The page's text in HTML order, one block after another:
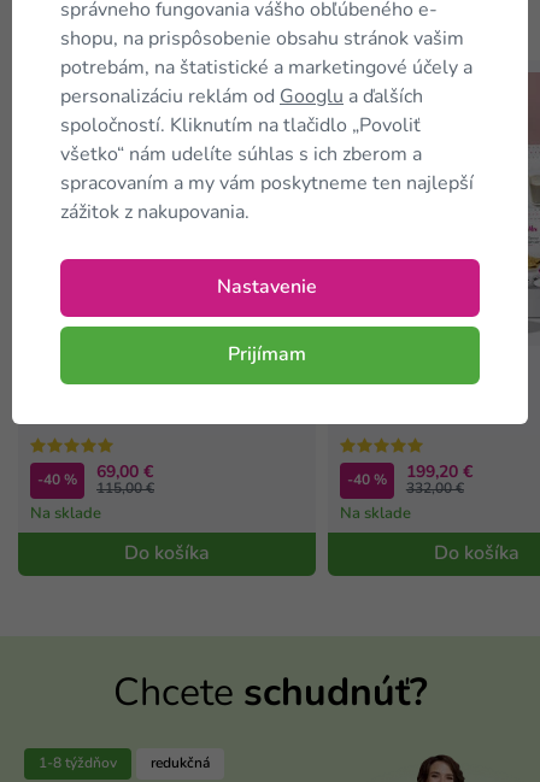
Zákazníci tiežkupujú
Do košíka
TIP
-40 % 69,00 €
115,00 €
Na sklade
Do košíka
⛟ Zadarmo
-40 % 199,20 €
332,00 €
Na sklade
Chcete schudnúť?
1-8 týždňov redukčná
správneho fungovania vášho obľúbeného e-
shopu, na prispôsobenie obsahu stránok vašim
potrebám, na štatistické a marketingové účely a
personalizáciu reklám od Googlu a ďalších
spoločností. Kliknutím na tlačidlo „Povoliť
všetko“ nám udelíte súhlas s ich zberom a
spracovaním a my vám poskytneme ten najlepší
zážitok z nakupovania.
Nastavenie
Prijímam